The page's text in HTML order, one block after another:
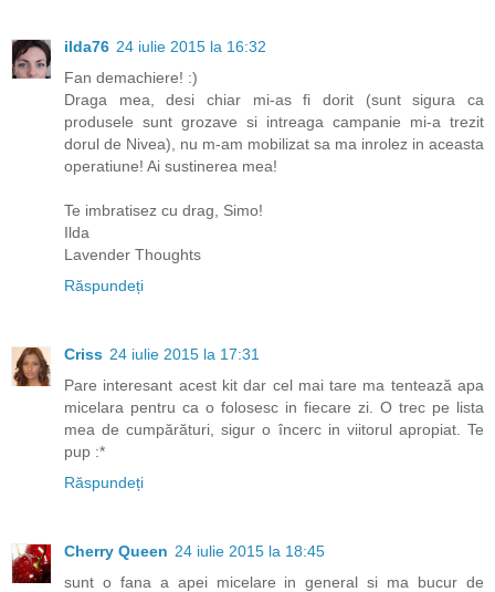
ilda76 24 iulie 2015 la 16:32
Fan demachiere! :)
Draga mea, desi chiar mi-as fi dorit (sunt sigura ca
produsele sunt grozave si intreaga campanie mi-a trezit
dorul de Nivea), nu m-am mobilizat sa ma inrolez in aceasta
operatiune! Ai sustinerea mea!
Te imbratisez cu drag, Simo!
Ilda
Lavender Thoughts
Răspundeți
Criss 24 iulie 2015 la 17:31
Pare interesant acest kit dar cel mai tare ma tentează apa
micelara pentru ca o folosesc in fiecare zi. O trec pe lista
mea de cumpărături, sigur o încerc in viitorul apropiat. Te
pup :*
Răspundeți
Cherry Queen 24 iulie 2015 la 18:45
sunt o fana a apei micelare in general si ma bucur de